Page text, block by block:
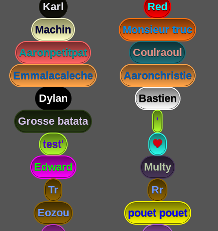
Karl
Red
Machin
Monsieur truc
Aaronpetitpat
Coulraoul
Emmalacaleche
Aaronchristie
Dylan
Bastien
Grosse batata
'
test'
💗
Edward
Multy
Tr
Rr
Eozou
pouet pouet